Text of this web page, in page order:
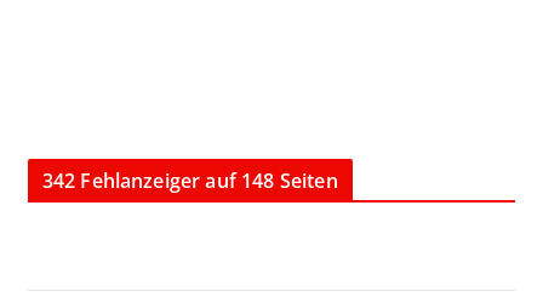
342 Fehlanzeiger auf 148 Seiten